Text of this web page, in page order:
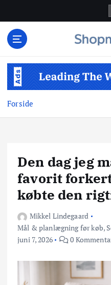
Forside
Den dag jeg
favorit
købte den
Mikkel Lindegaard
Mål & planlægning før køb,
juni 7, 2026
0